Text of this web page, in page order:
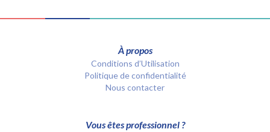
À propos
Conditions d’Utilisation
Politique de confidentialité
Nous contacter
Vous êtes professionnel ?